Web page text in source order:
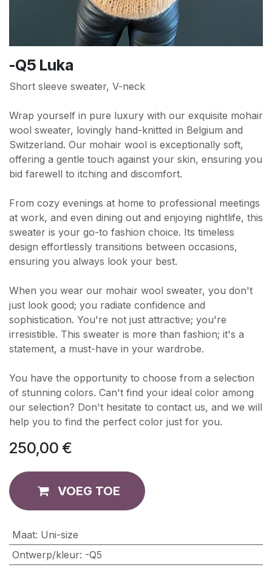
-Q5 Luka
Short sleeve sweater, V-neck
Wrap yourself in pure luxury with our exquisite mohair
wool sweater, lovingly hand-knitted in Belgium and
Switzerland. Our mohair wool is exceptionally soft,
offering a gentle touch against your skin, ensuring you
bid farewell to itching and discomfort.
From cozy evenings at home to professional meetings
at work, and even dining out and enjoying nightlife, this
sweater is your go-to fashion choice. Its timeless
design effortlessly transitions between occasions,
ensuring you always look your best.
When you wear our mohair wool sweater, you don't
just look good; you radiate confidence and
sophistication. You're not just attractive; you're
irresistible. This sweater is more than fashion; it's a
statement, a must-have in your wardrobe.
You have the opportunity to choose from a selection
of stunning colors. Can't find your ideal color among
our selection? Don't hesitate to contact us, and we will
help you to find the perfect color just for you.
250,00 €
VOEG TOE
Maat: Uni-size
Ontwerp/kleur: -Q5